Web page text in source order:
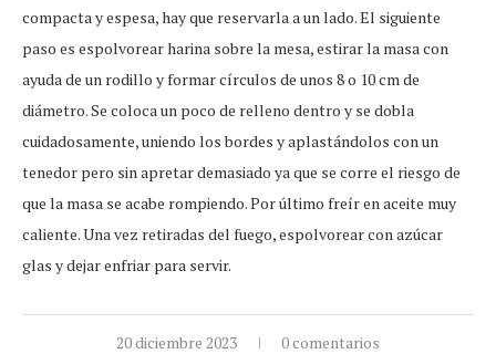
compacta y espesa, hay que reservarla a un lado. El siguiente
paso es espolvorear harina sobre la mesa, estirar la masa con
ayuda de un rodillo y formar círculos de unos 8 o 10 cm de
diámetro. Se coloca un poco de relleno dentro y se dobla
cuidadosamente, uniendo los bordes y aplastándolos con un
tenedor pero sin apretar demasiado ya que se corre el riesgo de
que la masa se acabe rompiendo. Por último freír en aceite muy
caliente. Una vez retiradas del fuego, espolvorear con azúcar
glas y dejar enfriar para servir.
20 diciembre 2023 0 comentarios